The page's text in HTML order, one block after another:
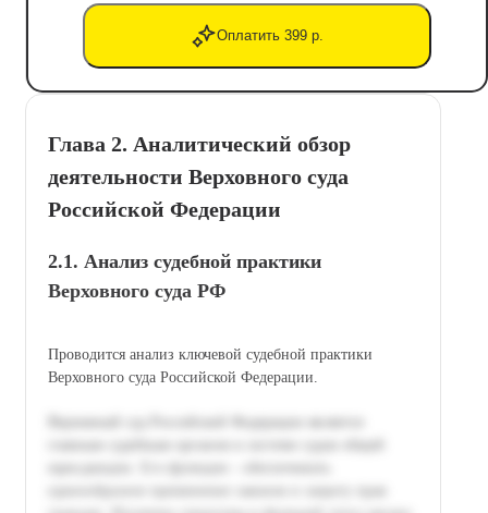
Оплатить 399 р.
Глава 2. Аналитический обзор
деятельности Верховного суда
Российской Федерации
2.1. Анализ судебной практики
Верховного суда РФ
Проводится анализ ключевой судебной практики
Верховного суда Российской Федерации.